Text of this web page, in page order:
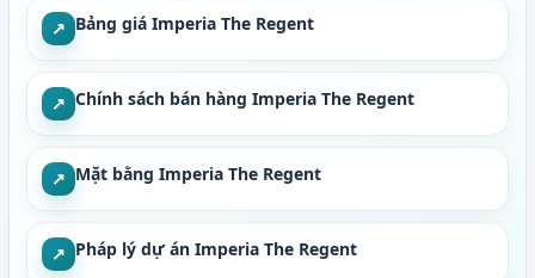
↗ Bảng giá Imperia The Regent
↗ Chính sách bán hàng Imperia The Regent
↗ Mặt bằng Imperia The Regent
↗ Pháp lý dự án Imperia The Regent